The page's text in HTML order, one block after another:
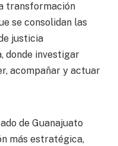
transformación
se consolidan las
justicia
donde investigar
acompañar y actuar
de Guanajuato
más estratégica,